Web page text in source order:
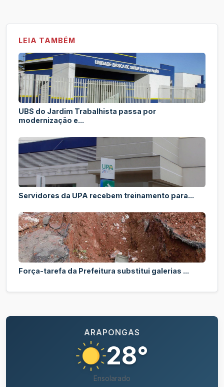
LEIA TAMBÉM
UBS do Jardim Trabalhista passa por
modernização e...
Servidores da UPA recebem treinamento para...
Força-tarefa da Prefeitura substitui galerias ...
ARAPONGAS
28°
Ensolarado